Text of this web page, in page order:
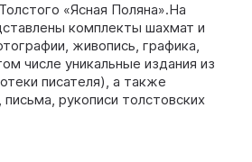
«Ясная Поляна».На
комплекты шахмат и
живопись, графика,
числе уникальные издания из
писателя), а также
рукописи толстовских